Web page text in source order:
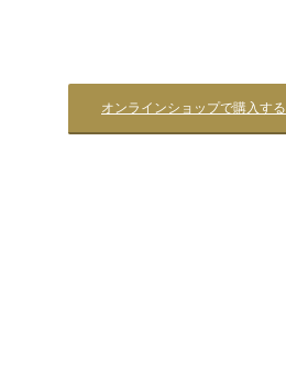
オンラインショップで購入する